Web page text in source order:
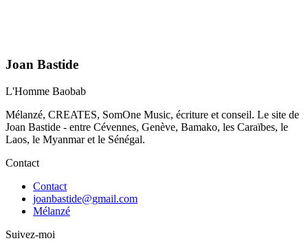
Joan Bastide
L'Homme Baobab
Mélanzé, CREATES, SomOne Music, écriture et conseil. Le site de
Joan Bastide - entre Cévennes, Genève, Bamako, les Caraïbes, le
Laos, le Myanmar et le Sénégal.
Contact
Contact
joanbastide@gmail.com
Mélanzé
Suivez-moi